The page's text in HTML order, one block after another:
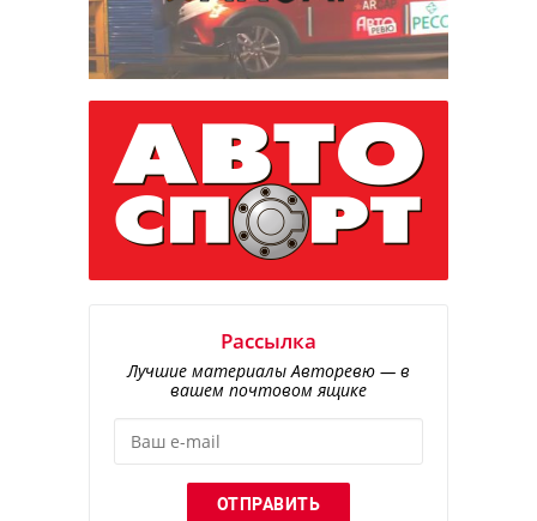
Рассылка
Лучшие материалы Авторевю — в
вашем почтовом ящике